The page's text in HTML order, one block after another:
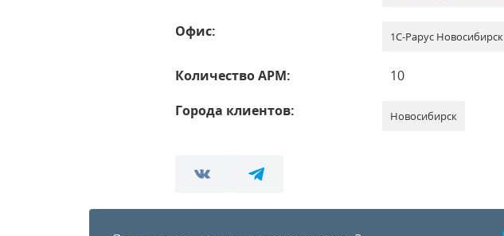
Офис: 1С-Рарус Новосибирск
Количество АРМ:
10
Города клиентов:
Новосибирск